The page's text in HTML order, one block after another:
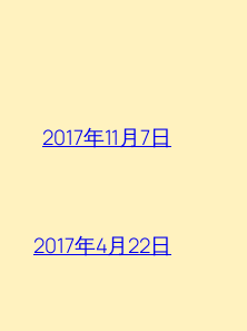
2017年11月7日
2017年4月22日